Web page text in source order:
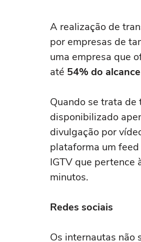
A realização de
por empresas de
uma empresa que
até 54% do
Quando se trata de
disponibilizado
divulgação por
plataforma um
IGTV que pertence
minutos.
Redes sociais
Os internautas não